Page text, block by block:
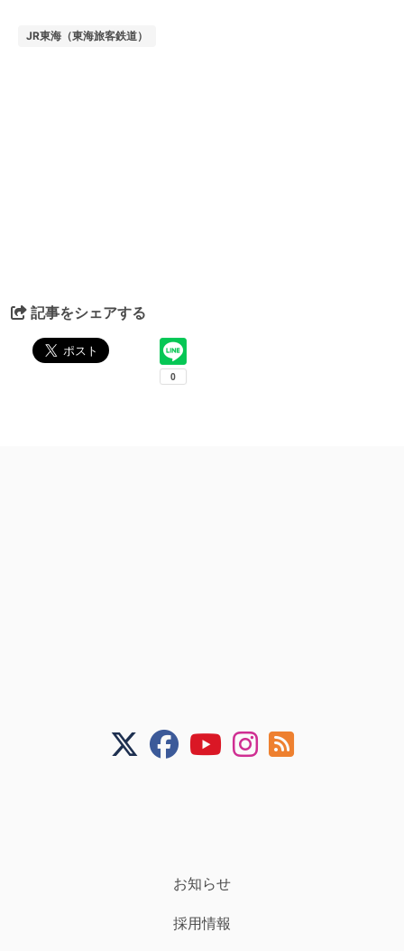
JR東海（東海旅客鉄道）
記事をシェアする
お知らせ
採用情報